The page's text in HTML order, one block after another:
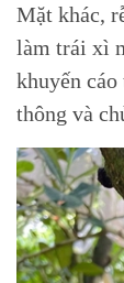
Mặt khác,
làm trái xì
khuyến
thông và